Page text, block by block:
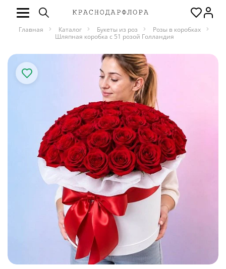
Главная Каталог Букеты из роз
Розы в коробках
Шляпная коробка с 51 розой Голландия